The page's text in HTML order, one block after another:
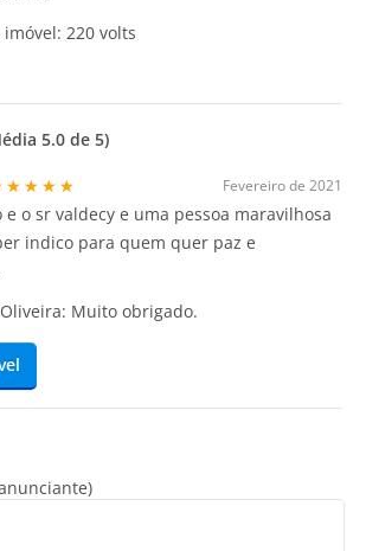
220 volts
5.0 de 5)
Fevereiro de 2021
o sr valdecy e uma pessoa maravilhosa
indico para quem quer paz e
Muito obrigado.